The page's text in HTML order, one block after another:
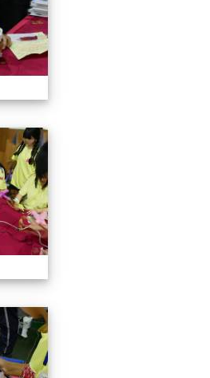
114-04-19園遊會
114-04-19園遊會